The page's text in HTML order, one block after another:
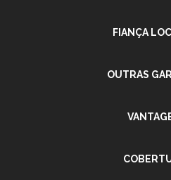
FIANÇA
OUTRAS